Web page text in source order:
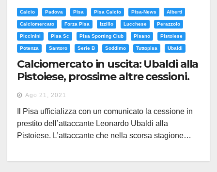
Calcio Padova Pisa Pisa Calcio Pisa-News Alberti
Calciomercato Forza Pisa Izzillo Lucchese Perazzolo
Piccinini Pisa Sc Pisa Sporting Club Pisano Pistoiese
Potenza Santoro Serie B Soddimo Tuttopisa Ubaldi
Calciomercato in uscita: Ubaldi alla
Pistoiese, prossime altre cessioni.
Dubbio Izzillo
Ago 21, 2021
Il Pisa ufficializza con un comunicato la cessione in
prestito dell’attaccante Leonardo Ubaldi alla
Pistoiese. L’attaccante che nella scorsa stagione…